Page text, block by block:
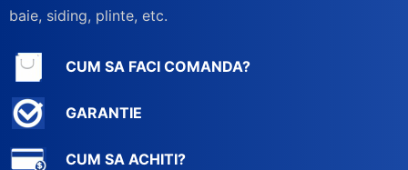
baie, siding, plinte, etc.
CUM SA FACI COMANDA?
GARANTIE
CUM SA ACHITI?